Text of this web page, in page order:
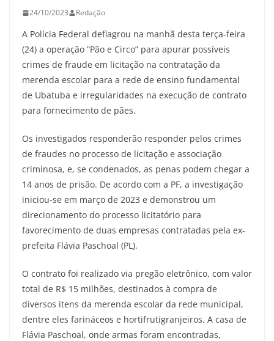
24/10/2023 Redação
A Polícia Federal deflagrou na manhã desta terça-feira
(24) a operação ”Pão e Circo” para apurar possíveis
crimes de fraude em licitação na contratação da
merenda escolar para a rede de ensino fundamental
de Ubatuba e irregularidades na execução de contrato
para fornecimento de pães.
Os investigados responderão responder pelos crimes
de fraudes no processo de licitação e associação
criminosa, e, se condenados, as penas podem chegar a
14 anos de prisão. De acordo com a PF, a investigação
iniciou-se em março de 2023 e demonstrou um
direcionamento do processo licitatório para
favorecimento de duas empresas contratadas pela ex-
prefeita Flávia Paschoal (PL).
O contrato foi realizado via pregão eletrônico, com valor
total de R$ 15 milhões, destinados à compra de
diversos itens da merenda escolar da rede municipal,
dentre eles farináceos e hortifrutigranjeiros. A casa de
Flávia Paschoal, onde armas foram encontradas,